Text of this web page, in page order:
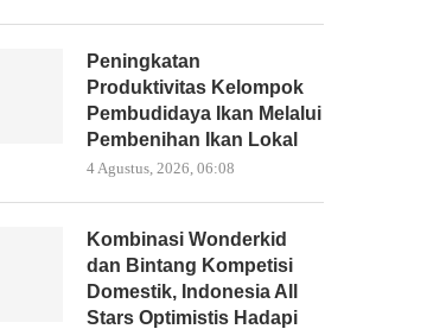
Peningkatan
Produktivitas Kelompok
Pembudidaya Ikan Melalui
Pembenihan Ikan Lokal
4 Agustus, 2026, 06:08
Kombinasi Wonderkid
dan Bintang Kompetisi
Domestik, Indonesia All
Stars Optimistis Hadapi